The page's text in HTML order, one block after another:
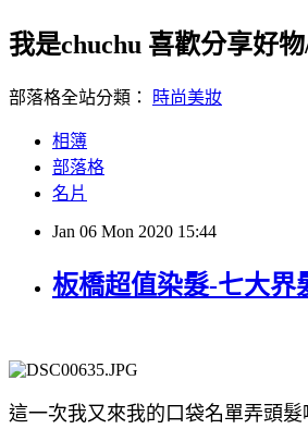
我是chuchu 喜歡分享好
部落格全站分類： 時尚美妝
相簿
部落格
名片
Jan 06 Mon 2020 15:44
板橋超值染髮-七大界
這一次我又來我的口袋名單弄頭髮